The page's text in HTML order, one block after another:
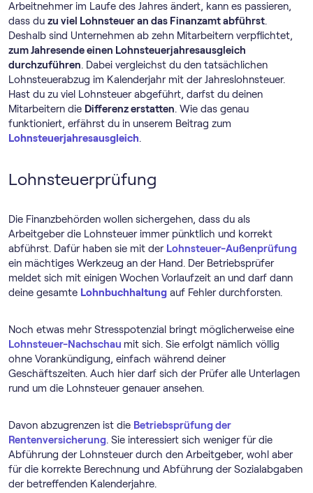
Arbeitnehmer im Laufe des Jahres ändert, kann es passieren,
dass du zu viel Lohnsteuer an das Finanzamt abführst.
Deshalb sind Unternehmen ab zehn Mitarbeitern verpflichtet,
zum Jahresende einen Lohnsteuerjahresausgleich
durchzuführen. Dabei vergleichst du den tatsächlichen
Lohnsteuerabzug im Kalenderjahr mit der Jahreslohnsteuer.
Hast du zu viel Lohnsteuer abgeführt, darfst du deinen
Mitarbeitern die Differenz erstatten. Wie das genau
funktioniert, erfährst du in unserem Beitrag zum
Lohnsteuerjahresausgleich.
Lohnsteuerprüfung
Die Finanzbehörden wollen sichergehen, dass du als
Arbeitgeber die Lohnsteuer immer pünktlich und korrekt
abführst. Dafür haben sie mit der Lohnsteuer-Außenprüfung
ein mächtiges Werkzeug an der Hand. Der Betriebsprüfer
meldet sich mit einigen Wochen Vorlaufzeit an und darf dann
deine gesamte Lohnbuchhaltung auf Fehler durchforsten.
Noch etwas mehr Stresspotenzial bringt möglicherweise eine
Lohnsteuer-Nachschau mit sich. Sie erfolgt nämlich völlig
ohne Vorankündigung, einfach während deiner
Geschäftszeiten. Auch hier darf sich der Prüfer alle Unterlagen
rund um die Lohnsteuer genauer ansehen.
Davon abzugrenzen ist die Betriebsprüfung der
Rentenversicherung. Sie interessiert sich weniger für die
Abführung der Lohnsteuer durch den Arbeitgeber, wohl aber
für die korrekte Berechnung und Abführung der Sozialabgaben
der betreffenden Kalenderjahre.